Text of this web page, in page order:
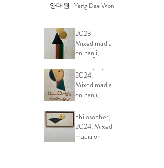
양대원 Yang Dae Won
2023,
Mixed madia
on hanji,
2024,
Mixed madia
on hanji,
철학자의 말
philosopher,
2024, Mixed
madia on